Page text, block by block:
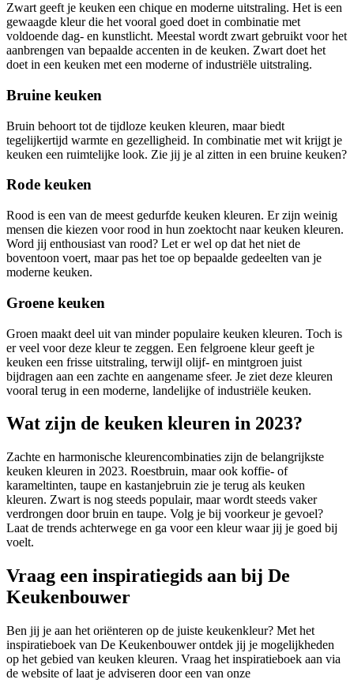
Zwart geeft je keuken een chique en moderne uitstraling. Het is een
gewaagde kleur die het vooral goed doet in combinatie met
voldoende dag- en kunstlicht. Meestal wordt zwart gebruikt voor het
aanbrengen van bepaalde accenten in de keuken. Zwart doet het
doet in een keuken met een moderne of industriële uitstraling.
Bruine keuken
Bruin behoort tot de tijdloze keuken kleuren, maar biedt
tegelijkertijd warmte en gezelligheid. In combinatie met wit krijgt je
keuken een ruimtelijke look. Zie jij je al zitten in een bruine keuken?
Rode keuken
Rood is een van de meest gedurfde keuken kleuren. Er zijn weinig
mensen die kiezen voor rood in hun zoektocht naar keuken kleuren.
Word jij enthousiast van rood? Let er wel op dat het niet de
boventoon voert, maar pas het toe op bepaalde gedeelten van je
moderne keuken.
Groene keuken
Groen maakt deel uit van minder populaire keuken kleuren. Toch is
er veel voor deze kleur te zeggen. Een felgroene kleur geeft je
keuken een frisse uitstraling, terwijl olijf- en mintgroen juist
bijdragen aan een zachte en aangename sfeer. Je ziet deze kleuren
vooral terug in een moderne, landelijke of industriële keuken.
Wat zijn de keuken kleuren in 2023?
Zachte en harmonische kleurencombinaties zijn de belangrijkste
keuken kleuren in 2023. Roestbruin, maar ook koffie- of
karameltinten, taupe en kastanjebruin zie je terug als keuken
kleuren. Zwart is nog steeds populair, maar wordt steeds vaker
verdrongen door bruin en taupe. Volg je bij voorkeur je gevoel?
Laat de trends achterwege en ga voor een kleur waar jij je goed bij
voelt.
Vraag een inspiratiegids aan bij De
Keukenbouwer
Ben jij je aan het oriënteren op de juiste keukenkleur? Met het
inspiratieboek van De Keukenbouwer ontdek jij je mogelijkheden
op het gebied van keuken kleuren. Vraag het inspiratieboek aan via
de website of laat je adviseren door een van onze